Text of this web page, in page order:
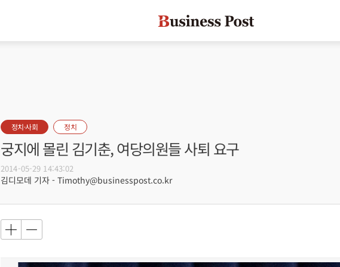
정치·사회 정치
궁지에 몰린 김기춘, 여당의원들 사퇴 요구
2014-05-29 14:43:02
김디모데 기자 - Timothy@businesspost.co.kr